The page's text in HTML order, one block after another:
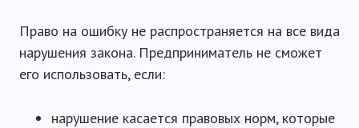
Право на ошибку не распространяется на все вида
нарушения закона. Предприниматель не сможет
его использовать, если:
нарушение касается правовых норм, которые